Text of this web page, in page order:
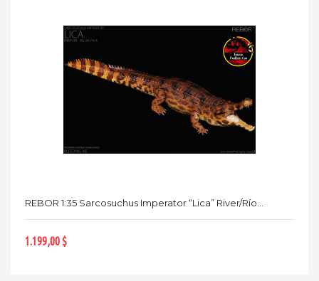
REBOR 1:35 Sarcosuchus Imperator “Lica” River/Río...
1.199,00 $